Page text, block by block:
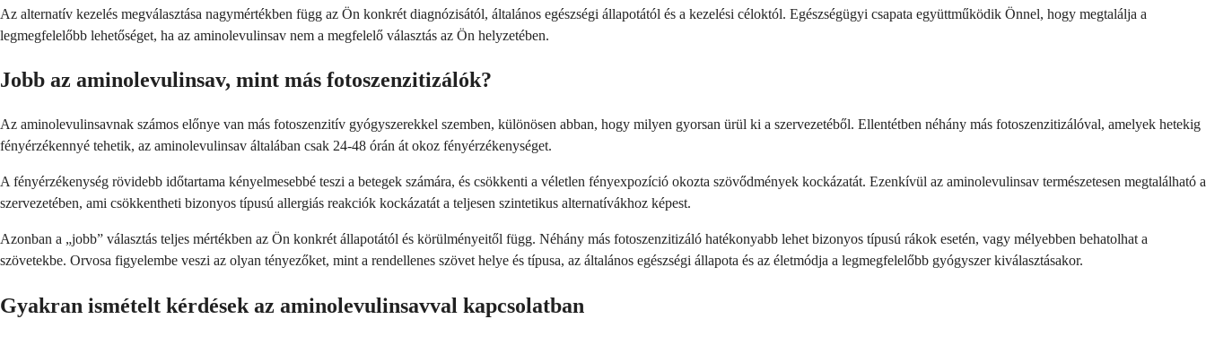
Az alternatív kezelés megválasztása nagymértékben függ az Ön konkrét diagnózisától, általános egészségi állapotától és a kezelési céloktól. Egészségügyi csapata együttműködik Önnel, hogy megtalálja a
legmegfelelőbb lehetőséget, ha az aminolevulinsav nem a megfelelő választás az Ön helyzetében.
Jobb az aminolevulinsav, mint más fotoszenzitizálók?
Az aminolevulinsavnak számos előnye van más fotoszenzitív gyógyszerekkel szemben, különösen abban, hogy milyen gyorsan ürül ki a szervezetéből. Ellentétben néhány más fotoszenzitizálóval, amelyek hetekig
fényérzékennyé tehetik, az aminolevulinsav általában csak 24-48 órán át okoz fényérzékenységet.
A fényérzékenység rövidebb időtartama kényelmesebbé teszi a betegek számára, és csökkenti a véletlen fényexpozíció okozta szövődmények kockázatát. Ezenkívül az aminolevulinsav természetesen megtalálható a
szervezetében, ami csökkentheti bizonyos típusú allergiás reakciók kockázatát a teljesen szintetikus alternatívákhoz képest.
Azonban a „jobb” választás teljes mértékben az Ön konkrét állapotától és körülményeitől függ. Néhány más fotoszenzitizáló hatékonyabb lehet bizonyos típusú rákok esetén, vagy mélyebben behatolhat a
szövetekbe. Orvosa figyelembe veszi az olyan tényezőket, mint a rendellenes szövet helye és típusa, az általános egészségi állapota és az életmódja a legmegfelelőbb gyógyszer kiválasztásakor.
Gyakran ismételt kérdések az aminolevulinsavval kapcsolatban